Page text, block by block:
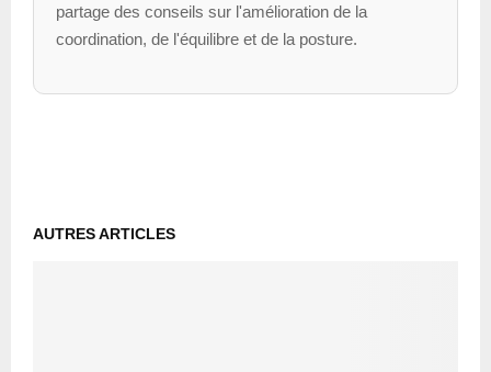
partage des conseils sur l'amélioration de la
coordination, de l'équilibre et de la posture.
AUTRES ARTICLES